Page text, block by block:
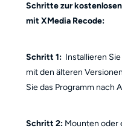
Schritte zur
mit XMedia Recode:
Schritt 1:Installieren Sie
mit den älteren
Sie das Programm nach
Schritt 2: Mounten oder